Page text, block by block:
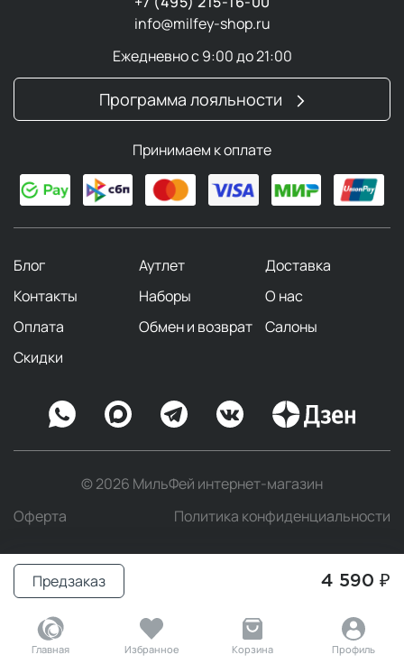
Предзаказ 4 590 ₽
Главная Избранное Корзина Профиль
info@milfey-shop.ru
Ежедневно с 9:00 до 21:00
Программа лояльности
Принимаем к оплате
Блог Аутлет
Доставка
Контакты
Наборы
О нас
Оплата
Обмен и возврат
Салоны
Скидки
© 2026 МильФей интернет-магазин
Оферта
Политика конфиденциальности